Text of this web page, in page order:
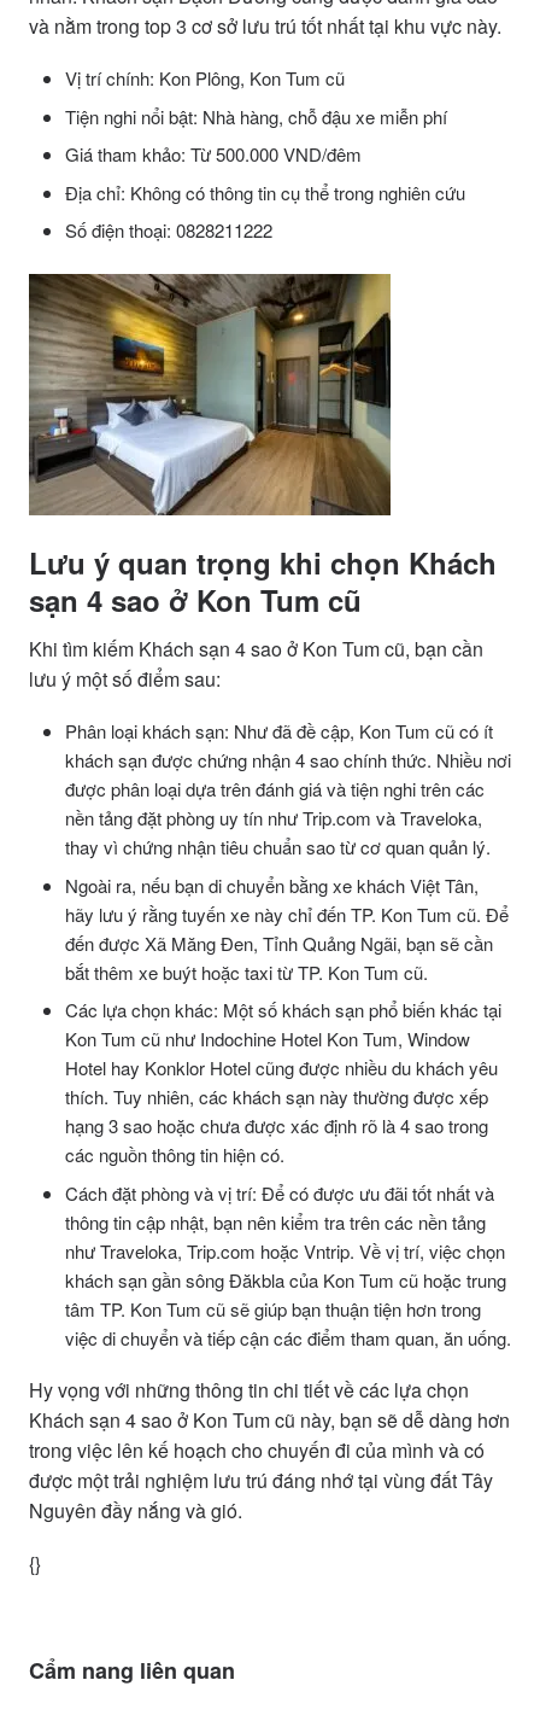
và nằm trong top 3 cơ sở lưu trú tốt nhất tại khu vực này.
Vị trí chính: Kon Plông, Kon Tum cũ
Tiện nghi nổi bật: Nhà hàng, chỗ đậu xe miễn phí
Giá tham khảo: Từ 500.000 VND/đêm
Địa chỉ: Không có thông tin cụ thể trong nghiên cứu
Số điện thoại: 0828211222
Lưu ý quan trọng khi chọn Khách
sạn 4 sao ở Kon Tum cũ
Khi tìm kiếm Khách sạn 4 sao ở Kon Tum cũ, bạn cần
lưu ý một số điểm sau:
Phân loại khách sạn: Như đã đề cập, Kon Tum cũ có ít
khách sạn được chứng nhận 4 sao chính thức. Nhiều nơi
được phân loại dựa trên đánh giá và tiện nghi trên các
nền tảng đặt phòng uy tín như Trip.com và Traveloka,
thay vì chứng nhận tiêu chuẩn sao từ cơ quan quản lý.
Ngoài ra, nếu bạn di chuyển bằng xe khách Việt Tân,
hãy lưu ý rằng tuyến xe này chỉ đến TP. Kon Tum cũ. Để
đến được Xã Măng Đen, Tỉnh Quảng Ngãi, bạn sẽ cần
bắt thêm xe buýt hoặc taxi từ TP. Kon Tum cũ.
Các lựa chọn khác: Một số khách sạn phổ biến khác tại
Kon Tum cũ như Indochine Hotel Kon Tum, Window
Hotel hay Konklor Hotel cũng được nhiều du khách yêu
thích. Tuy nhiên, các khách sạn này thường được xếp
hạng 3 sao hoặc chưa được xác định rõ là 4 sao trong
các nguồn thông tin hiện có.
Cách đặt phòng và vị trí: Để có được ưu đãi tốt nhất và
thông tin cập nhật, bạn nên kiểm tra trên các nền tảng
như Traveloka, Trip.com hoặc Vntrip. Về vị trí, việc chọn
khách sạn gần sông Đăkbla của Kon Tum cũ hoặc trung
tâm TP. Kon Tum cũ sẽ giúp bạn thuận tiện hơn trong
việc di chuyển và tiếp cận các điểm tham quan, ăn uống.
Hy vọng với những thông tin chi tiết về các lựa chọn
Khách sạn 4 sao ở Kon Tum cũ này, bạn sẽ dễ dàng hơn
trong việc lên kế hoạch cho chuyến đi của mình và có
được một trải nghiệm lưu trú đáng nhớ tại vùng đất Tây
Nguyên đầy nắng và gió.
{}
Cẩm nang liên quan